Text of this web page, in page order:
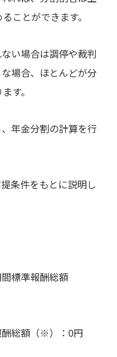
ことができます。
い場合は調停や裁判
場合、ほとんどが分
す。
年金分割の計算を行
条件をもとに説明し
標準報酬総額
総額（※）： 0円